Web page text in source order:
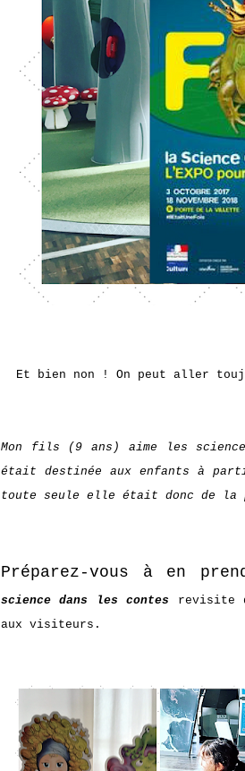
Et bien non ! On peut aller
Mon fils (9 ans) aime les
était destinée aux enfants à
toute seule elle était donc de la
Préparez-vous à en
science dans les contes revisite
aux visiteurs.